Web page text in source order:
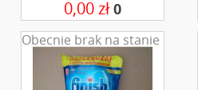
0,00 zł 0
Obecnie brak na stanie